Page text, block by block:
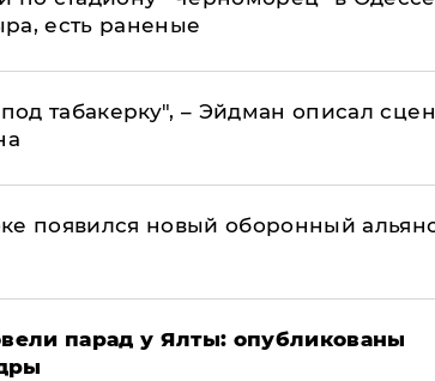
есть раненые
табакерку", – Эйдман описал
появился новый оборонный
парад у Ялты: опубликованы